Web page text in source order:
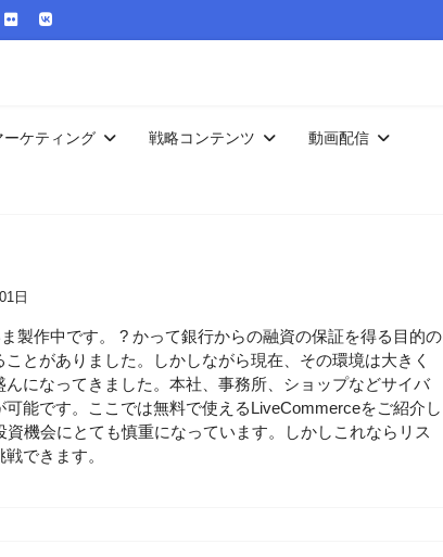
ーケティング 戦略コンテンツ 動画配信
日
製作中です。 ? かって銀行からの融資の保証を得る目的の
とがありました。しかしながら現在、その環境は大きく
になってきました。本社、事務所、ショップなどサイバ
能です。ここでは無料で使えるLiveCommerceをご紹介し
機会にとても慎重になっています。しかしこれならリス
できます。